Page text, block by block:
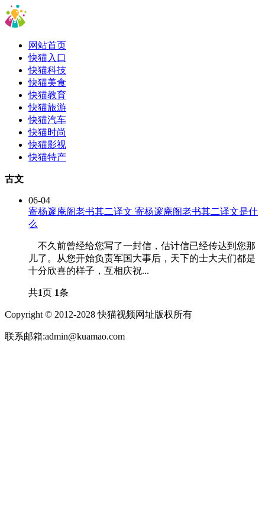
网站首页
快猫入口
快猫科技
快猫美食
快猫教育
快猫旅游
快猫汽车
快猫时尚
快猫影视
快猫特产
古文
06-04
寄杨邃庵阁老书其二译文 寄杨邃庵阁老书其二译文是什
么
不久前曾经给您写了一封信，估计信已经传达到您那
儿了。从您开始负责军国大事后，天下的士大夫们都是
十分欣喜的样子，互相庆祝...
共1页 1条
Copyright © 2012-2028 快猫视频网址版权所有
联系邮箱:admin@kuamao.com